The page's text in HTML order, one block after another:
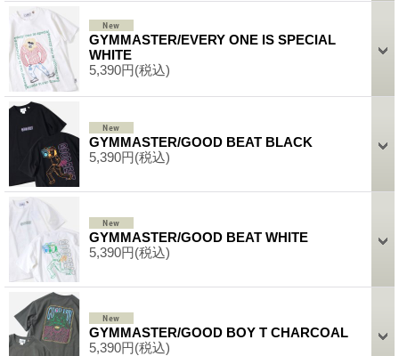
GYMMASTER/EVERY ONE IS SPECIAL
WHITE
5,390円(税込)
GYMMASTER/GOOD BEAT BLACK
5,390円(税込)
GYMMASTER/GOOD BEAT WHITE
5,390円(税込)
GYMMASTER/GOOD BOY T CHARCOAL
5,390円(税込)